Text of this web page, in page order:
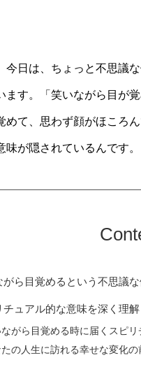
今日は、ちょっと不思議
ます。「笑いながら目が
めて、思わず顔がほころ
が隠されているんです。
がら目覚めるという不思議
チュアル的な意味を深く理解
がら目覚める時に届くスピ
たの人生に訪れる幸せな変化の